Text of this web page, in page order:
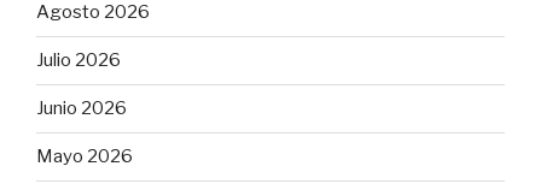
Agosto 2026
Julio 2026
Junio 2026
Mayo 2026